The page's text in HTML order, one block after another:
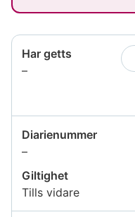
Har getts
–Uppgiften
tillgänglig
Diarienummer
–Uppgiften
inte
tillgänglig
Giltighet
Tills vidare